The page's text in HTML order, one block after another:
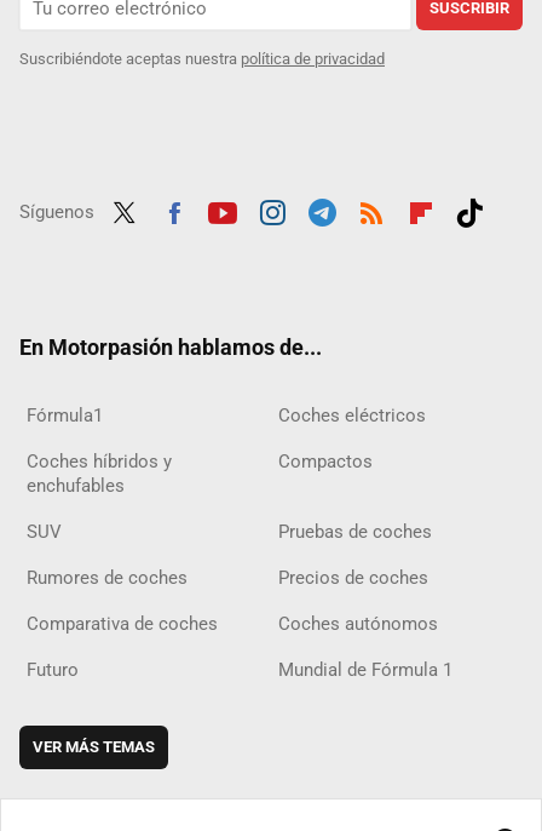
SUSCRIBIR
Suscribiéndote aceptas nuestra política de privacidad
Síguenos
En Motorpasión hablamos de...
Fórmula1 Coches eléctricos
Coches híbridos y
enchufables
Compactos
SUV Pruebas de coches
Rumores de coches Precios de coches
Comparativa de coches Coches autónomos
Futuro Mundial de Fórmula 1
VER MÁS TEMAS